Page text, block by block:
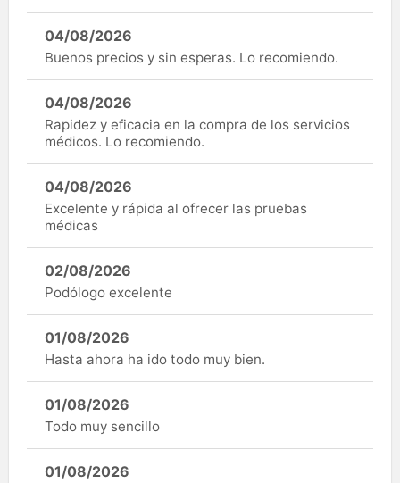
04/08/2026
Buenos precios y sin esperas. Lo recomiendo.
04/08/2026
Rapidez y eficacia en la compra de los servicios
médicos. Lo recomiendo.
04/08/2026
Excelente y rápida al ofrecer las pruebas
médicas
02/08/2026
Podólogo excelente
01/08/2026
Hasta ahora ha ido todo muy bien.
01/08/2026
Todo muy sencillo
01/08/2026